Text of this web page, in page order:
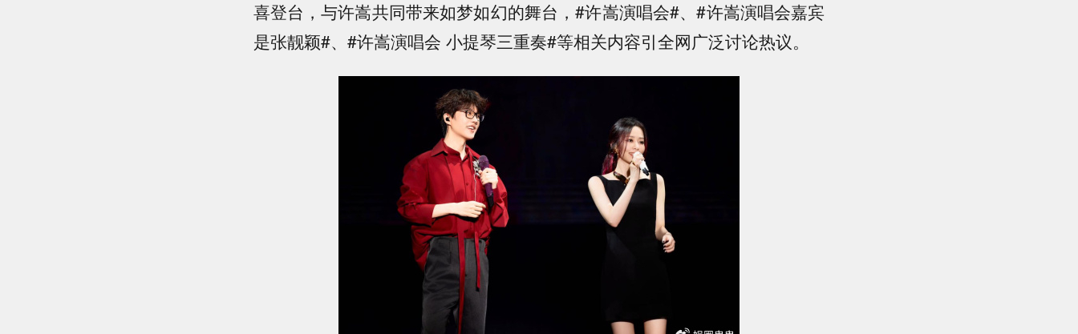
喜登台，与许嵩共同带来如梦如幻的舞台，#许嵩演唱会#、#许嵩演唱会嘉宾
是张靓颖#、#许嵩演唱会 小提琴三重奏#等相关内容引全网广泛讨论热议。